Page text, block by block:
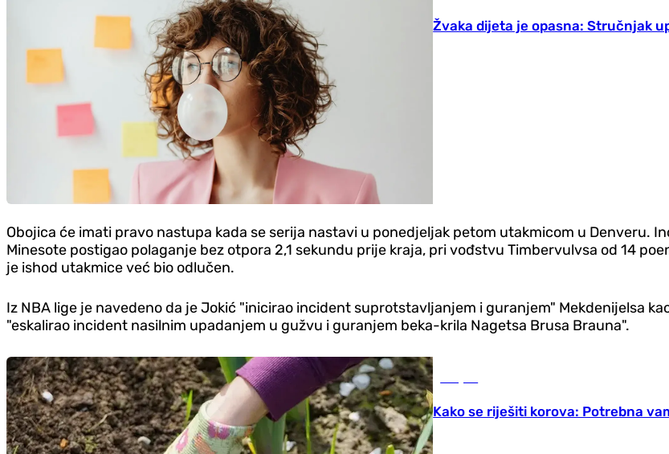
Žvaka dijeta je opasna: Stručnjak
Obojica će imati pravo nastupa kada se serija nastavi u ponedjeljak petom utakmicom u Denveru.
Minesote postigao polaganje bez otpora 2,1 sekundu prije kraja, pri vođstvu Timbervulvsa od 14
je ishod utakmice već bio odlučen.
Iz NBA lige je navedeno da je Jokić "inicirao incident suprotstavljanjem i guranjem" Mekdenijelsa
"eskalirao incident nasilnim upadanjem u gužvu i guranjem beka-krila Nagetsa Brusa Brauna".
Kako se riješiti korova: Potrebna